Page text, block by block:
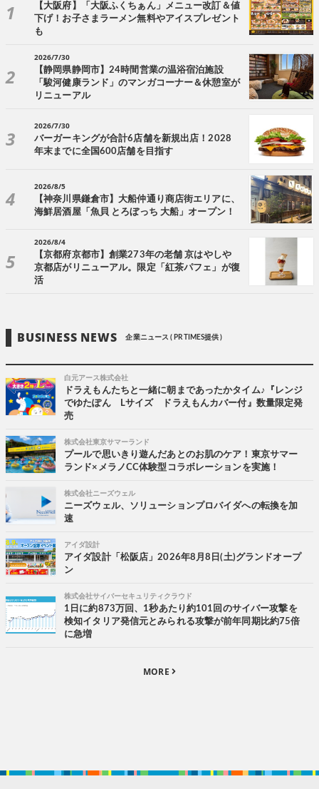
【大阪府】「大阪ふくちぁん」メニュー改訂＆値
下げ！お子さまラーメン無料やアイスプレゼント
も
2026/7/30
【静岡県静岡市】24時間営業の温浴宿泊施設
「駿河健康ランド」のマンガコーナー＆休憩室が
リニューアル
2026/7/30
バーガーキングが合計6店舗を新規出店！2028
年末までに全国600店舗を目指す
2026/8/5
【神奈川県鎌倉市】大船仲通り商店街エリアに、
海鮮居酒屋「魚貝 とろぼっち 大船」オープン！
2026/8/4
【京都府京都市】創業273年の老舗 京はやしや
京都店がリニューアル。限定「紅茶パフェ」が復
活
BUSINESS NEWS 企業ニュース ( PR TIMES提供 )
白元アース株式会社
ドラえもんたちと一緒に朝まであったかタイム♪『レンジ
でゆたぽん Lサイズ ドラえもんカバー付』数量限定発
売
株式会社東京サマーランド
プールで思いきり遊んだあとのお肌のケア！東京サマー
ランド×メラノCC体験型コラボレーションを実施！
株式会社ニーズウェル
ニーズウェル、ソリューションプロバイダへの転換を加
速
アイダ設計
アイダ設計「松阪店」2026年8月8日(土)グランドオープ
ン
株式会社サイバーセキュリティクラウド
1日に約873万回、1秒あたり約101回のサイバー攻撃を
検知イタリア発信元とみられる攻撃が前年同期比約75倍
に急増
MORE